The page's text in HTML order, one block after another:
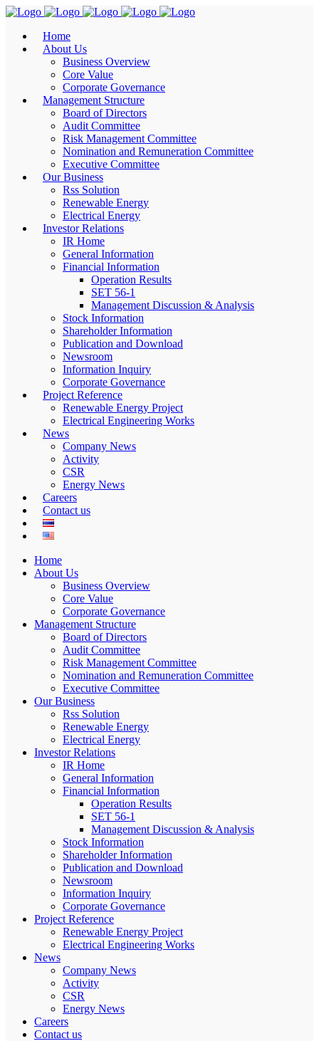
Home
About Us
Business Overview
Core Value
Corporate Governance
Management Structure
Board of Directors
Audit Committee
Risk Management Committee
Nomination and Remuneration Committee
Executive Committee
Our Business
Rss Solution
Renewable Energy
Electrical Energy
Investor Relations
IR Home
General Information
Financial Information
Operation Results
SET 56-1
Management Discussion & Analysis
Stock Information
Shareholder Information
Publication and Download
Newsroom
Information Inquiry
Corporate Governance
Project Reference
Renewable Energy Project
Electrical Engineering Works
News
Company News
Activity
CSR
Energy News
Careers
Contact us
Home
About Us
Business Overview
Core Value
Corporate Governance
Management Structure
Board of Directors
Audit Committee
Risk Management Committee
Nomination and Remuneration Committee
Executive Committee
Our Business
Rss Solution
Renewable Energy
Electrical Energy
Investor Relations
IR Home
General Information
Financial Information
Operation Results
SET 56-1
Management Discussion & Analysis
Stock Information
Shareholder Information
Publication and Download
Newsroom
Information Inquiry
Corporate Governance
Project Reference
Renewable Energy Project
Electrical Engineering Works
News
Company News
Activity
CSR
Energy News
Careers
Contact us